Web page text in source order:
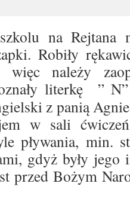
na Rejtana
Robiły
należy
literkę ”
z panią
w sali ćwiczeń
pływania, min.
gdyż były
przed Bożym